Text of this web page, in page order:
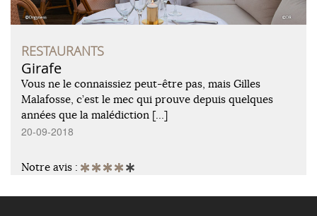
RESTAURANTS
Girafe
Vous ne le connaissiez peut-être pas, mais Gilles
Malafosse, c’est le mec qui prouve depuis quelques
années que la malédiction […]
20-09-2018
Notre avis :